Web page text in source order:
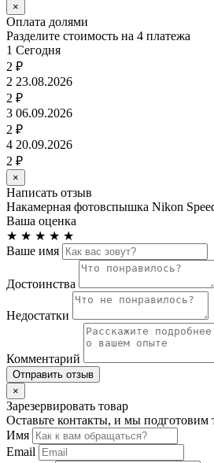
×
Оплата долями
Разделите стоимость на 4 платежа
1 Сегодня
2 ₽
2 23.08.2026
2 ₽
3 06.09.2026
2 ₽
4 20.09.2026
2 ₽
×
Написать отзыв
Накамерная фотовспышка Nikon
Ваша оценка
★ ★ ★ ★ ★
Ваше имя
Достоинства
Недостатки
Комментарий
Отправить отзыв
×
Зарезервировать товар
Оставьте контакты, и мы подготовим
Имя
Email